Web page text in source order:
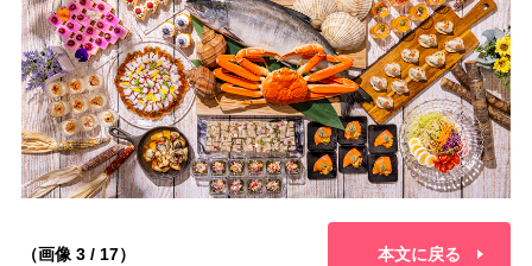
（画像 3 / 17） 本文に戻る